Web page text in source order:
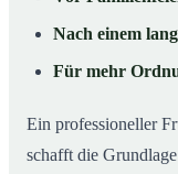
Nach einem
Für mehr
Ein professioneller
schafft die